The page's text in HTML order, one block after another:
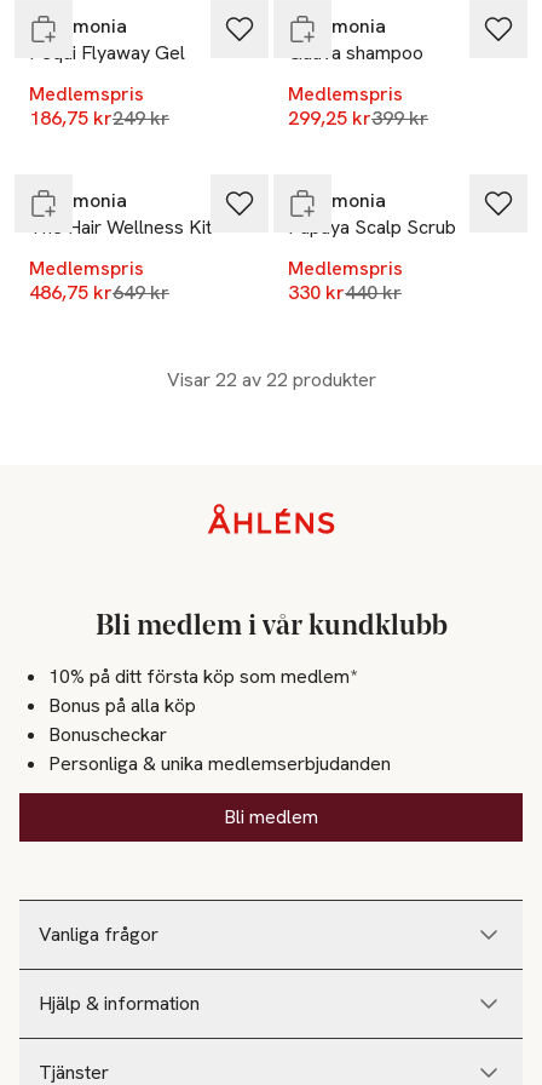
Ceremonia
Pequi Flyaway Gel
Medlemspris
186,75 krLägsta pris 30 dagar
249 kr
Ceremonia
Guava shampoo
Medlemspris
299,25 krLägsta pris 30
399 kr
-25%
Ceremonia
The Hair Wellness Kit
Medlemspris
486,75 krLägsta pris 30 dagar
649 kr
-25%
Ceremonia
Papaya Scalp Scrub
Medlemspris
330 krLägsta pris 30 dagar
440 kr
Visar 22 av 22 produkter
Vanliga frågor
Hjälp & information
Tjänster
Bli medlem i vår kundklubb
10% på ditt första köp som medlem*
Bonus på alla köp
Bonuscheckar
Personliga & unika medlemserbjudanden
Bli medlem